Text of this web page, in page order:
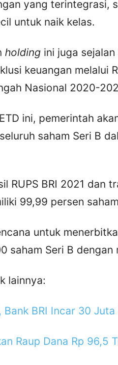
yang terintegrasi,
untuk naik kelas.
holding ini juga
keuangan melalui
Nasional 2020-
ini, pemerintah
saham Seri B
RUPS BRI 2021 dan
99,99 persen
untuk
saham Seri B
lainnya:
Bank BRI Incar 30
Raup Dana Rp 96,5